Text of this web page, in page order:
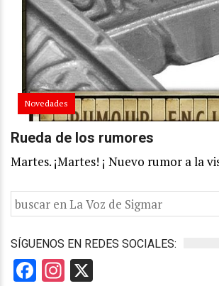
Novedades
Rueda de los rumores
Martes. ¡Martes! ¡ Nuevo rumor a la
SÍGUENOS EN REDES SOCIALES:
Facebook
Instagram